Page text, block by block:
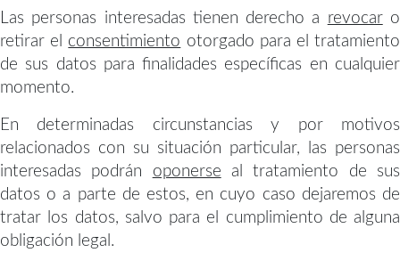
Las personas interesadas tienen derecho a revocaro
retirar el consentimiento otorgado para el tratamiento
de sus datos para finalidades específicas en cualquier
momento.
En determinadas circunstancias y por motivos
relacionados con su situación particular, las personas
interesadas podrán oponerse al tratamiento de sus
datos o a parte de estos, en cuyo caso dejaremos de
tratar los datos, salvo para el cumplimiento de alguna
obligación legal.